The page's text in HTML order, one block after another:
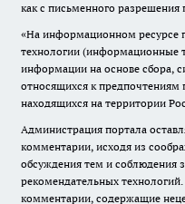
как с письменного разрешения
«На информационном ресурсе
технологии (информационные
информации на основе сбора,
относящихся к предпочтениям
находящихся на территории
Администрация портала
комментарии, исходя из
обсуждения тем и соблюдения
рекомендательных
комментарии, содержащие